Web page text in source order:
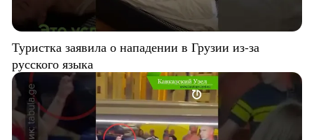
Туристка заявила о нападении в Грузии из-за
русского языка